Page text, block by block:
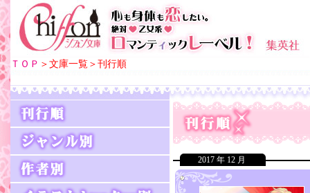
ＴＯＰ ＞文庫一覧＞刊行順
2017 年 12 月